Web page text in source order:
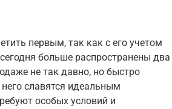
первым, так как с его учетом
больше распространены два
не так давно, но быстро
славятся идеальным
особых условий и